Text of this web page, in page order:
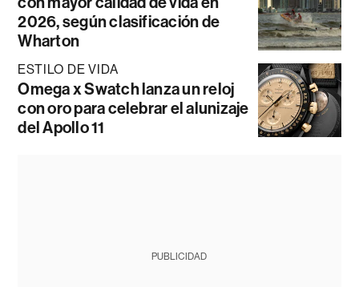
2026, según clasificación de
Wharton
ESTILO DE VIDA
Omega x Swatch lanza un reloj
con oro para celebrar el alunizaje
del Apollo 11
PUBLICIDAD